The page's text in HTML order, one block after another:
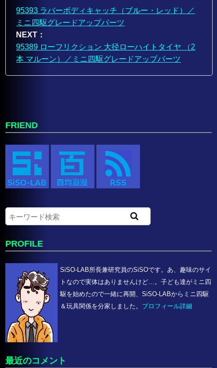
95393 ラバーボディキャッチ（ブルー・レッド）／
ミニ四駆グレードアップパーツ
NEXT：
95389 ローフリクション 大径ローハイトタイヤ （2
本 マルーン）／ミニ四駆グレードアップパーツ
FRIEND
PROFILE
SiSO-LAB所長兼研究員のSiSOです。あ、趣味のサイ
トなので実体はありませんけど…。子ども達がミニ四
駆を始めたので一緒に再開、SiSO-LABからミニ四駆
＆玩具関係を分家しました。 プロフィール詳細
最近のコメント